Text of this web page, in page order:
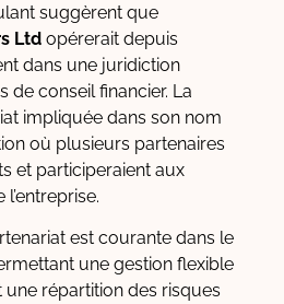
suggèrent que
Ltd opérerait depuis
dans une juridiction
de conseil financier. La
impliquée dans son nom
où plusieurs partenaires
et participeraient aux
est courante dans le
une gestion flexible
répartition des risques